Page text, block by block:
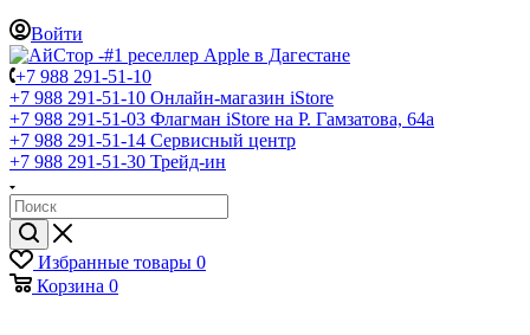
Войти
+7 988 291-51-10
+7 988 291-51-10 Онлайн-магазин iStore
+7 988 291-51-03 Флагман iStore на Р. Гамзатова, 64а
+7 988 291-51-14 Сервисный центр
+7 988 291-51-30 Трейд-ин
Избранные товары 0
Корзина 0